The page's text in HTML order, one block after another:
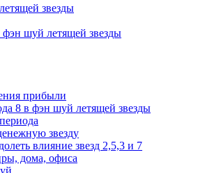
звезды
шуй летящей звезды
прибыли
8 в фэн шуй летящей звезды
звезду
влияние звезд 2,5,3 и 7
дома, офиса